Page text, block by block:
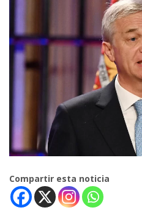
Compartir esta noticia